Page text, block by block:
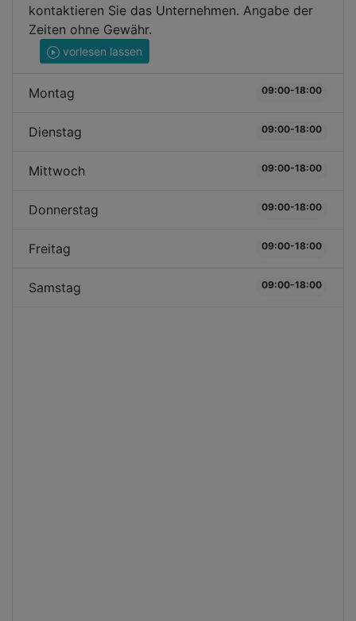
kontaktieren Sie das Unternehmen. Angabe der
Zeiten ohne Gewähr.
vorlesen lassen
Montag 09:00-18:00
Dienstag 09:00-18:00
Mittwoch 09:00-18:00
Donnerstag 09:00-18:00
Freitag 09:00-18:00
Samstag 09:00-18:00